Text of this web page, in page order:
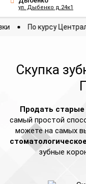
ул. Дыбенко д.24к1
По курсу
Скупка
Продать старые
самый простой
можете на самых
зубные